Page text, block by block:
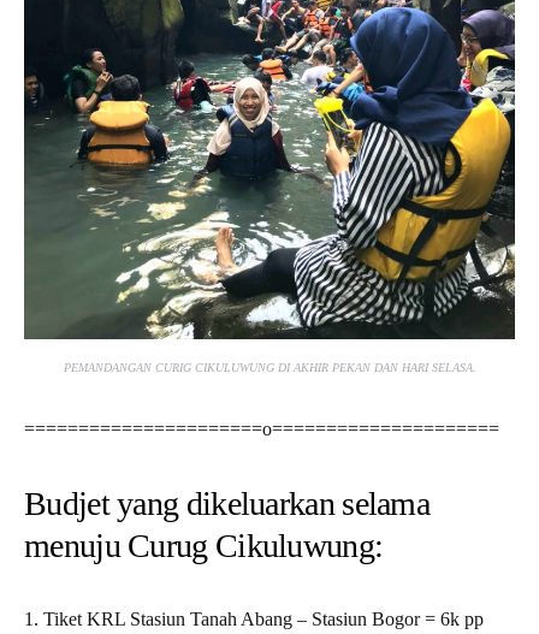
PEMANDANGAN CURIG CIKULUWUNG DI AKHIR PEKAN DAN HARI SELASA.
======================o=====================
Budjet yang dikeluarkan selama
menuju Curug Cikuluwung:
1. Tiket KRL Stasiun Tanah Abang – Stasiun Bogor = 6k pp